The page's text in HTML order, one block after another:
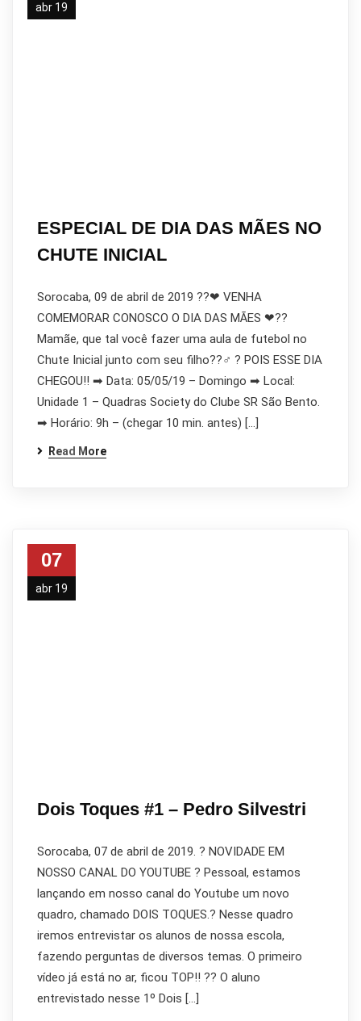
abr 19
ESPECIAL DE DIA DAS MÃES NO
CHUTE INICIAL
Sorocaba, 09 de abril de 2019 ?‍?❤ VENHA
COMEMORAR CONOSCO O DIA DAS MÃES ❤?‍?
Mamãe, que tal você fazer uma aula de futebol no
Chute Inicial junto com seu filho??♂ ? POIS ESSE DIA
CHEGOU!! ➡ Data: 05/05/19 – Domingo ➡ Local:
Unidade 1 – Quadras Society do Clube SR São Bento.
➡ Horário: 9h – (chegar 10 min. antes) […]
Read More
07
abr 19
Dois Toques #1 – Pedro Silvestri
Sorocaba, 07 de abril de 2019. ? NOVIDADE EM
NOSSO CANAL DO YOUTUBE ? Pessoal, estamos
lançando em nosso canal do Youtube um novo
quadro, chamado DOIS TOQUES.? Nesse quadro
iremos entrevistar os alunos de nossa escola,
fazendo perguntas de diversos temas. O primeiro
vídeo já está no ar, ficou TOP!! ?? O aluno
entrevistado nesse 1º Dois […]